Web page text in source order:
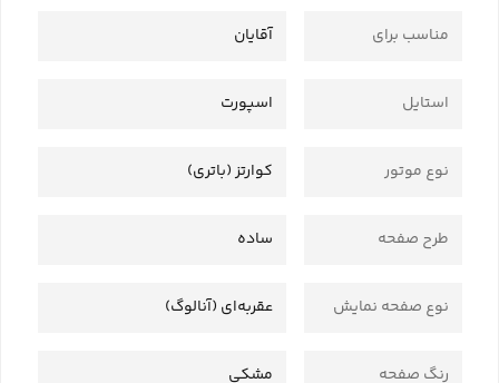
مناسب برای آقایان
استایل اسپورت
نوع موتور کوارتز (باتری)
طرح صفحه ساده
نوع صفحه نمایش عقربه‌ای (آنالوگ)
رنگ صفحه مشکی